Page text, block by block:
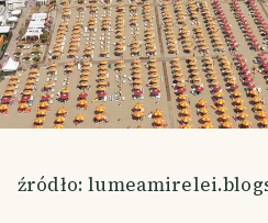
źródło: